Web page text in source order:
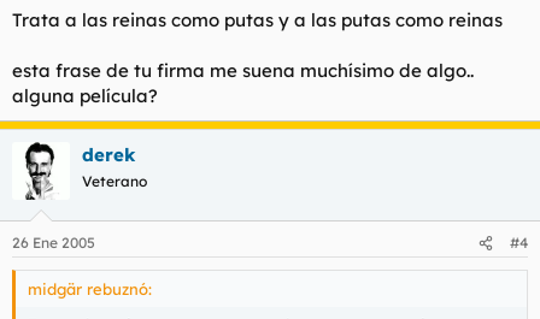
Trata a las reinas como putas y a las putas como reinas
esta frase de tu firma me suena muchísimo de algo..
alguna película?
derek
Veterano
26 Ene 2005 #4
midgär rebuznó: